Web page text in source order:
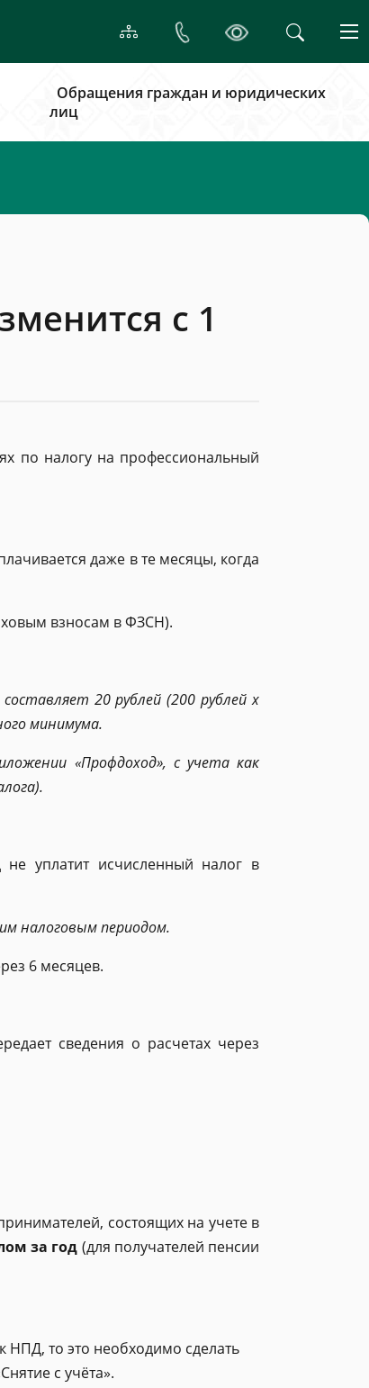
Обращения граждан и юридических
лиц
с 1
по налогу на профессиональный
даже в те месяцы, когда
взносам в ФЗСН).
20 рублей (200 рублей x
минимума.
«Профдоход», с учета как
уплатит исчисленный налог в
налоговым периодом.
6 месяцев.
сведения о расчетах через
состоящих на учете в
за год (для получателей пенсии
НПД, то это необходимо сделать
с учёта».